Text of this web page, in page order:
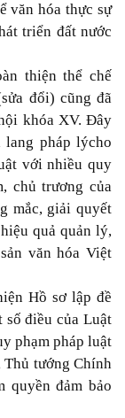
văn hóa thực sự
triển đất nước
thiện thể chế
đổi) cũng đã
khóa XV. Đây
lang pháp lýcho
với nhiều quy
chủ trương của
mắc, giải quyết
quả quản lý,
văn hóa Việt
Hồ sơ lập đề
số điều của Luật
phạm pháp luật
Thủ tướng Chính
quyền đảm bảo